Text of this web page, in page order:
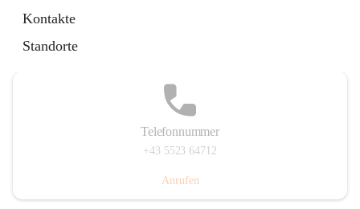
Kontakte
Standorte
Telefonnummer
+43 5523 64712
Anrufen